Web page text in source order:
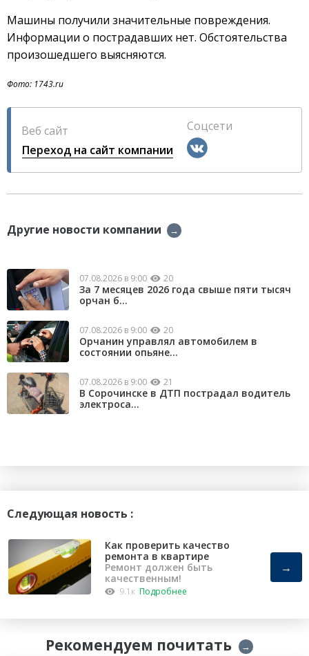
Машины получили значительные повреждения.
Информации о пострадавших нет. Обстоятельства
произошедшего выясняются.
Фото: 1743.ru
Веб сайт
Переход на сайт компании
Соцсети
Другие новости компании →
07.08.2026 в 9:00 20
За 7 месяцев 2026 года свыше пяти тысяч
орчан б...
07.08.2026 в 9:00 20
Орчанин управлял автомобилем в
состоянии опьяне...
07.08.2026 в 9:00 21
В Сорочинске в ДТП пострадал водитель
электроса...
Следующая новость :
Как проверить качество
ремонта в квартире
Ремонт должен быть
качественным!
9.1к Подробнее
→
Рекомендуем почитать →